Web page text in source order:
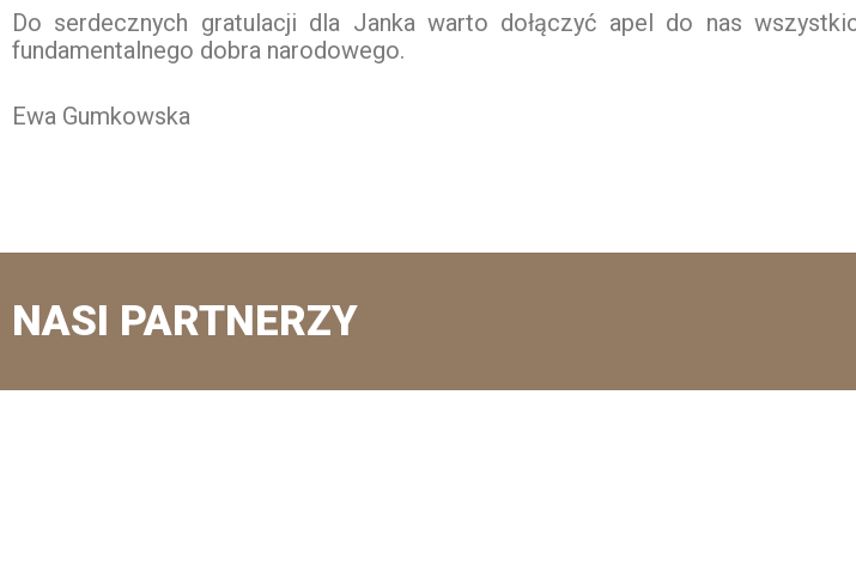
Do serdecznych gratulacji dla Janka warto dołączyć apel do nas
fundamentalnego dobra narodowego.
Ewa Gumkowska
NASI PARTNERZY